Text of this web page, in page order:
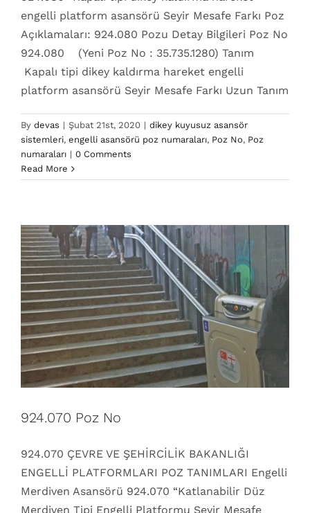
engelli platform asansörü Seyir Mesafe Farkı Poz
Açıklamaları: 924.080 Pozu Detay Bilgileri Poz No
924.080 (Yeni Poz No : 35.735.1280) Tanım
Kapalı tipi dikey kaldırma hareket engelli
platform asansörü Seyir Mesafe Farkı Uzun Tanım
By devas | Şubat 21st, 2020 | dikey kuyusuz asansör
sistemleri, engelli asansörü poz numaraları, Poz No, Poz
numaraları | 0 Comments
Read More
924.070 Poz No
dikey kuyusuz asansör sistemleri
poz numaraları Poz No Poz numaraları
924.070 Poz No
924.070 ÇEVRE VE ŞEHİRCİLİK BAKANLIĞI
ENGELLİ PLATFORMLARI POZ TANIMLARI Engelli
Merdiven Asansörü 924.070 “Katlanabilir Düz
Merdiven Tipi Engelli Platformu Seyir Mesafe